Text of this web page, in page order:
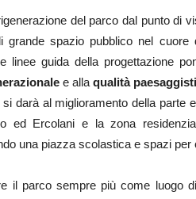
del parco dal punto di
grande spazio pubblico nel
linee guida della progettazione
e alla qualità
darà al miglioramento della
ed Ercolani e la zona
una piazza scolastica e spazi per
il parco sempre più come luogo